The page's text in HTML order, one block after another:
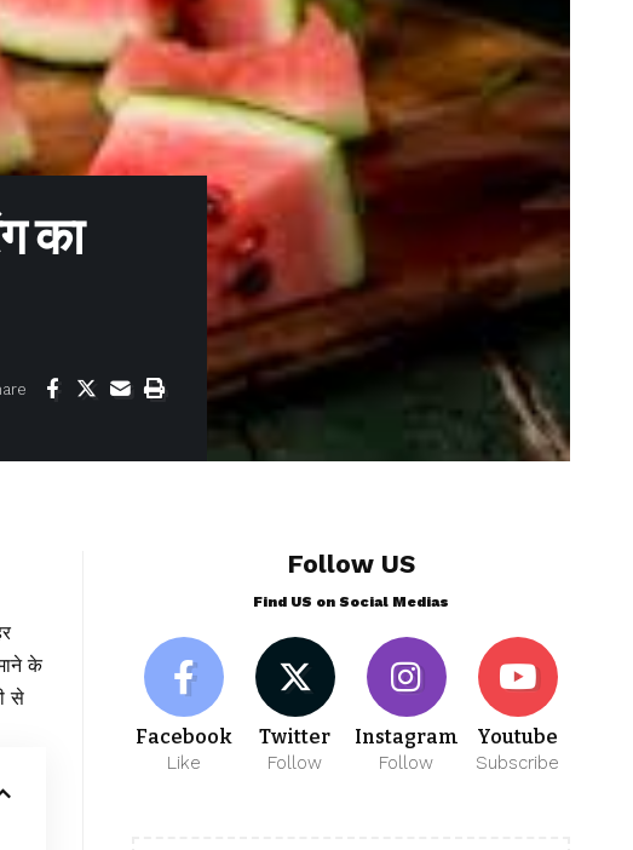
का
के
से
Follow US
Find US on Social Medias
Facebook
Like
Twitter
Follow
Instagram
Follow
Youtube
Subscribe